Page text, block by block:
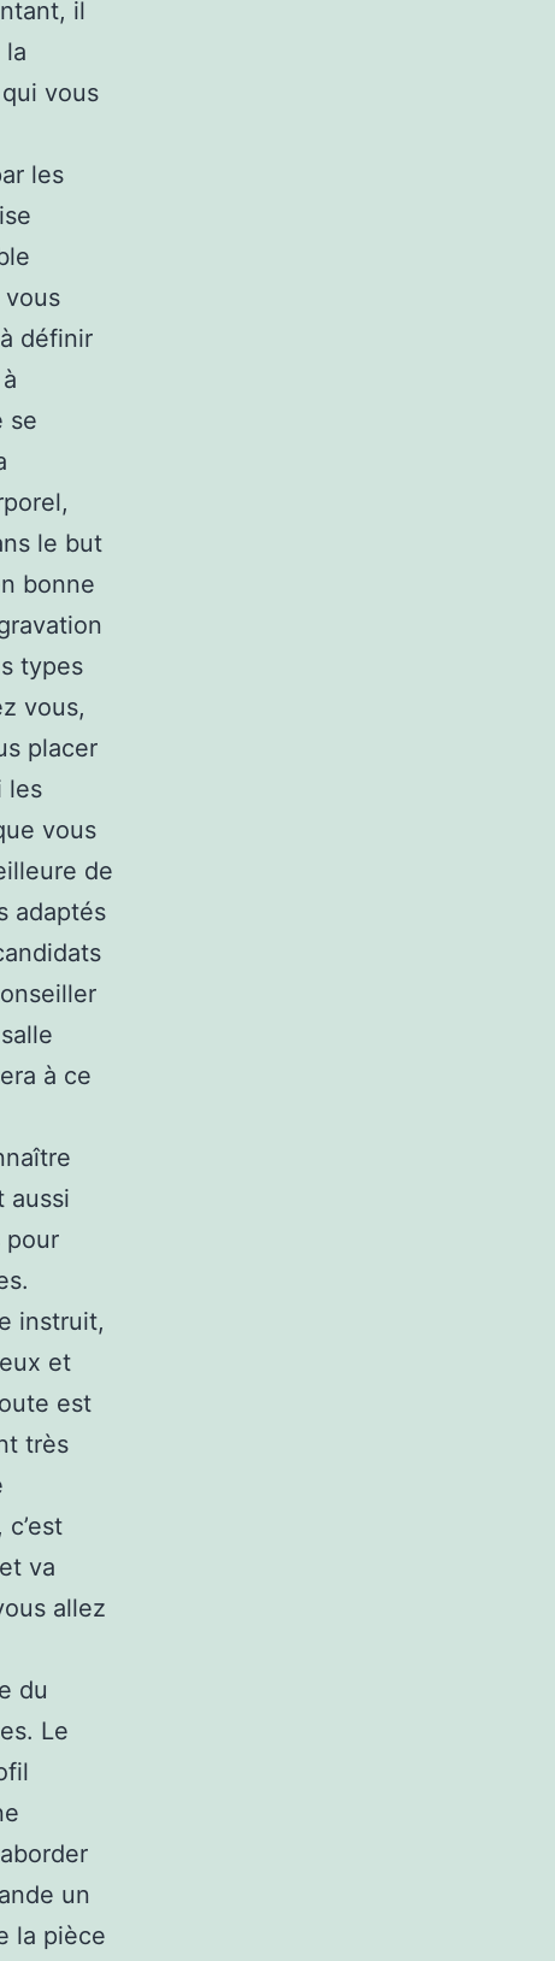
il
la
vous
les
vous
définir
se
le but
bonne
types
vous,
placer
les
vous
de
adaptés
à ce
aussi
pour
instruit,
et
est
très
va
allez
du
Le
un
la pièce